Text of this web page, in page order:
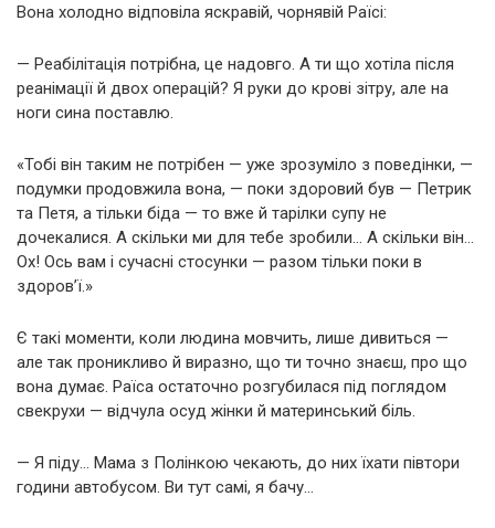
Вона холодно відповіла яскравій, чорнявій Раїсі:
— Реабілітація потрібна, це надовго. А ти що хотіла після
реанімації й двох операцій? Я руки до крові зітру, але на
ноги сина поставлю.
«Тобі він таким не потрібен — уже зрозуміло з поведінки, —
подумки продовжила вона, — поки здоровий був — Петрик
та Петя, а тільки біда — то вже й тарілки супу не
дочекалися. А скільки ми для тебе зробили… А скільки він…
Ох! Ось вам і сучасні стосунки — разом тільки поки в
здоров’ї.»
Є такі моменти, коли людина мовчить, лише дивиться —
але так проникливо й виразно, що ти точно знаєш, про що
вона думає. Раїса остаточно розгубилася під поглядом
свекрухи — відчула осуд жінки й материнський біль.
— Я піду… Мама з Полінкою чекають, до них їхати півтори
години автобусом. Ви тут самі, я бачу…